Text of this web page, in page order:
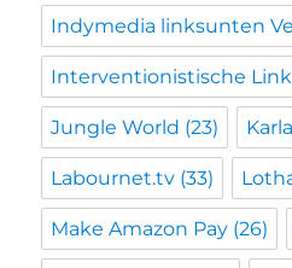
Indymedia linksunten
Interventionistische
Jungle World (23)
Labournet.tv (33)
Make Amazon Pay (26)